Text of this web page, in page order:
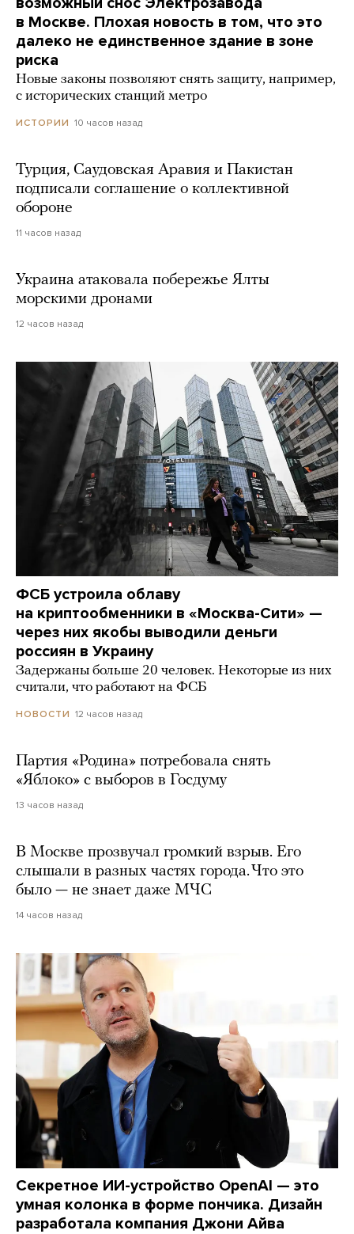
в Москве. Плохая новость в том, что это
далеко не единственное здание в зоне
риска
Новые законы позволяют снять защиту, например,
с исторических станций метро
ИСТОРИИ 10 часов назад
Турция, Саудовская Аравия и Пакистан
подписали соглашение о коллективной
обороне
11 часов назад
Украина атаковала побережье Ялты
морскими дронами
12 часов назад
ФСБ устроила облаву
на криптообменники в «Москва-Сити» —
через них якобы выводили деньги
россиян в Украину
Задержаны больше 20 человек. Некоторые из них
считали, что работают на ФСБ
НОВОСТИ 12 часов назад
Партия «Родина» потребовала снять
«Яблоко» с выборов в Госдуму
13 часов назад
В Москве прозвучал громкий взрыв. Его
слышали в разных частях города. Что это
было — не знает даже МЧС
14 часов назад
Секретное ИИ-устройство OpenAI — это
умная колонка в форме пончика. Дизайн
разработала компания Джони Айва